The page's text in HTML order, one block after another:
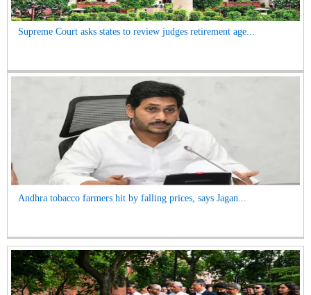
Supreme Court asks states to review judges retirement age...
Andhra tobacco farmers hit by falling prices, says Jagan...